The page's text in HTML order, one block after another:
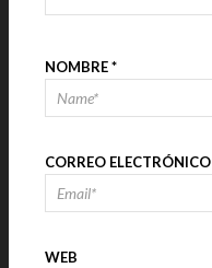
NOMBRE*
CORREO ELECTRÓNICO
WEB